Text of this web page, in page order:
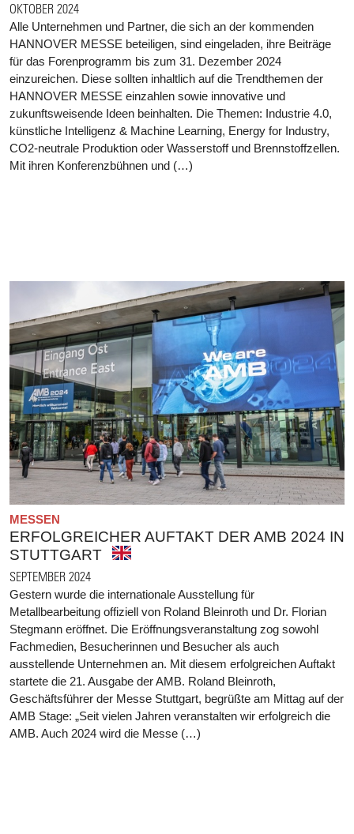
OKTOBER 2024
Alle Unternehmen und Partner, die sich an der kommenden
HANNOVER MESSE beteiligen, sind eingeladen, ihre Beiträge
für das Forenprogramm bis zum 31. Dezember 2024
einzureichen. Diese sollten inhaltlich auf die Trendthemen der
HANNOVER MESSE einzahlen sowie innovative und
zukunftsweisende Ideen beinhalten. Die Themen: Industrie 4.0,
künstliche Intelligenz & Machine Learning, Energy for Industry,
CO2-neutrale Produktion oder Wasserstoff und Brennstoffzellen.
Mit ihren Konferenzbühnen und (…)
MESSEN
ERFOLGREICHER AUFTAKT DER AMB 2024 IN
STUTTGART
SEPTEMBER 2024
Gestern wurde die internationale Ausstellung für
Metallbearbeitung offiziell von Roland Bleinroth und Dr. Florian
Stegmann eröffnet. Die Eröffnungsveranstaltung zog sowohl
Fachmedien, Besucherinnen und Besucher als auch
ausstellende Unternehmen an. Mit diesem erfolgreichen Auftakt
startete die 21. Ausgabe der AMB. Roland Bleinroth,
Geschäftsführer der Messe Stuttgart, begrüßte am Mittag auf der
AMB Stage: „Seit vielen Jahren veranstalten wir erfolgreich die
AMB. Auch 2024 wird die Messe (…)